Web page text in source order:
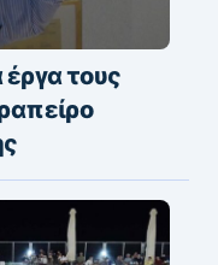
τους